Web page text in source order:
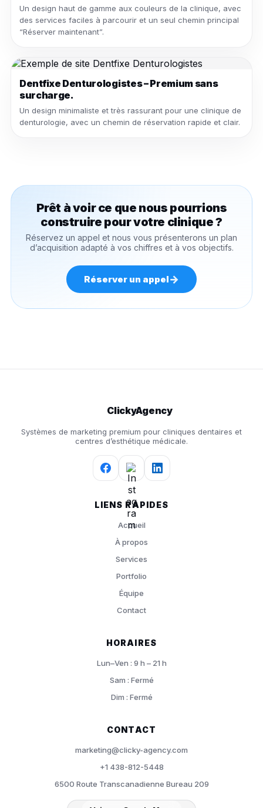
Un design haut de gamme aux couleurs de la clinique, avec
des services faciles à parcourir et un seul chemin principal
“Réserver maintenant”.
Dentfixe Denturologistes – Premium sans
surcharge.
Un design minimaliste et très rassurant pour une clinique de
denturologie, avec un chemin de réservation rapide et clair.
Prêt à voir ce que nous pourrions
construire pour votre clinique ?
Réservez un appel et nous vous présenterons un plan
d’acquisition adapté à vos chiffres et à vos objectifs.
Réserver un appel→
ClickyAgency
Systèmes de marketing premium pour cliniques dentaires et
centres d’esthétique médicale.
LIENS RAPIDES
Accueil
À propos
Services
Portfolio
Équipe
Contact
HORAIRES
Lun–Ven : 9 h – 21 h
Sam : Fermé
Dim : Fermé
CONTACT
marketing@clicky-agency.com
+1 438-812-5448
6500 Route Transcanadienne Bureau 209